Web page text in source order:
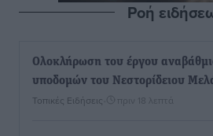
Ροή
Ολοκλήρωση του έργου
υποδομών του Νεστορίδειου
Τοπικές Ειδήσεις πριν 18 λεπτά